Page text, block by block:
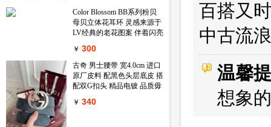
Color Blossom BB系列粉贝
母贝立体花耳环 灵感来源于
LV经典的老花图案 伴着闪亮
鲜花在天然母贝上绽放出璀
璨的淡粉金光 链条上还镶嵌
一颗闪耀的小钻石 绝对的气
质款 心动只在一瞬间
￥ 300
古奇 男士腰带 宽4.0cm 进口
原厂皮料 配黑色头层底皮 搭
配双G扣头 精品电镀 品质毋
装 送礼自用首选
￥ 340
百搭又
中古流
温馨
想象